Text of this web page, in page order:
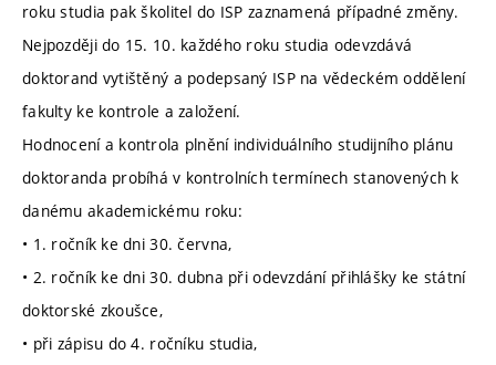
roku studia pak školitel do ISP zaznamená případné změny.
Nejpozději do 15. 10. každého roku studia odevzdává
doktorand vytištěný a podepsaný ISP na vědeckém oddělení
fakulty ke kontrole a založení.
Hodnocení a kontrola plnění individuálního studijního plánu
doktoranda probíhá v kontrolních termínech stanovených k
danému akademickému roku:
• 1. ročník ke dni 30. června,
• 2. ročník ke dni 30. dubna při odevzdání přihlášky ke státní
doktorské zkoušce,
• při zápisu do 4. ročníku studia,